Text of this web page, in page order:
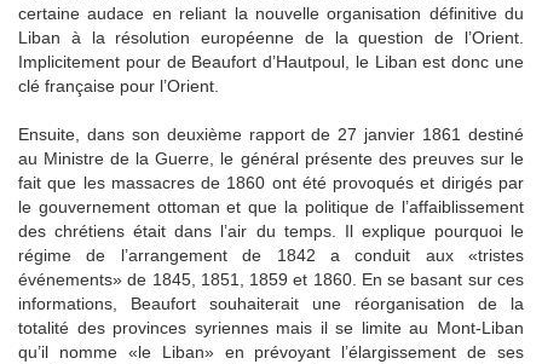
certaine audace en reliant la nouvelle organisation définitive du
Liban à la résolution européenne de la question de l’Orient.
Implicitement pour de Beaufort d’Hautpoul, le Liban est donc une
clé française pour l’Orient.
Ensuite, dans son deuxième rapport de 27 janvier 1861 destiné
au Ministre de la Guerre, le général présente des preuves sur le
fait que les massacres de 1860 ont été provoqués et dirigés par
le gouvernement ottoman et que la politique de l’affaiblissement
des chrétiens était dans l’air du temps. Il explique pourquoi le
régime de l’arrangement de 1842 a conduit aux «tristes
événements» de 1845, 1851, 1859 et 1860. En se basant sur ces
informations, Beaufort souhaiterait une réorganisation de la
totalité des provinces syriennes mais il se limite au Mont-Liban
qu’il nomme «le Liban» en prévoyant l’élargissement de ses